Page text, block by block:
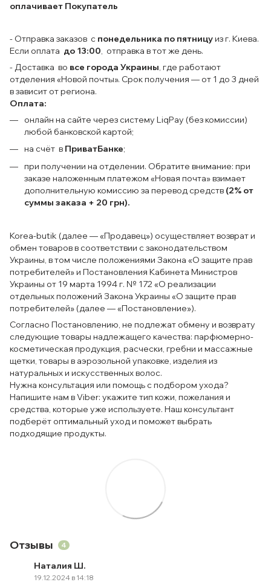
оплачивает Покупатель
- Отправка заказов с понедельника по пятницуиз г. Киева.
Если оплата до 13:00, отправка в тот же день.
- Доставка во все города Украины, где работают
отделения «Новой почты». Срок получения — от 1 до 3 дней
в зависит от региона.
Оплата:
онлайн на сайте через систему LiqPay (без комиссии)
любой банковской картой;
на счёт в ПриватБанке;
при получении на отделении. Обратите внимание: при
заказе наложенным платежом «Новая почта» взимает
дополнительную комиссию за перевод средств (2% от
суммы заказа + 20 грн).
Korea-butik (далее — «Продавец») осуществляет возврат и
обмен товаров в соответствии с законодательством
Украины, в том числе положениями Закона «О защите прав
потребителей» и Постановления Кабинета Министров
Украины от 19 марта 1994 г. № 172 «О реализации
отдельных положений Закона Украины «О защите прав
потребителей» (далее — «Постановление»).
Согласно Постановлению, не подлежат обмену и возврату
следующие товары надлежащего качества: парфюмерно-
косметическая продукция, расчески, гребни и массажные
щетки, товары в аэрозольной упаковке, изделия из
натуральных и искусственных волос.
Нужна консультация или помощь с подбором ухода?
Напишите нам в Viber: укажите тип кожи, пожелания и
средства, которые уже используете. Наш консультант
подберёт оптимальный уход и поможет выбрать
подходящие продукты.
Отзывы 4
Наталия Ш.
19.12.2024 в 14:18